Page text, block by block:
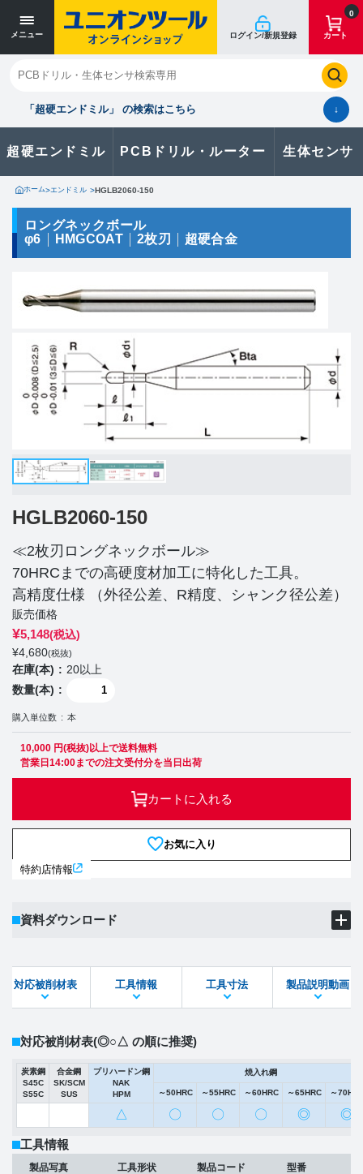
メニュー ログイン/新規登録
0
カート
「超硬エンドミル」 の検索はこちら ↓
超硬エンドミル PCBドリル・ルーター 生体センサ
閉じる
お気に入り クイックオーダー 購入履歴
製品に関するお問い合わせはこちら
カタログ一覧
ホーム>エンドミル >HGLB2060-150
ロングネックボール
φ6
HMGCOAT 2枚刃 超硬合金
HGLB2060-150
≪2枚刃ロングネックボール≫
70HRCまでの高硬度材加工に特化した工具。
高精度仕様 （外径公差、R精度、シャンク径公差）
販売価格
¥5,148(税込)
¥4,680(税抜)
在庫(本)
20以上
数量(本)
購入単位数 本
10,000 円(税抜)以上で送料無料
営業日14:00までの注文受付分を当日出荷
カートに入れる
お気に入り
特約店情報
資料ダウンロード
STEPファイル DXFファイル
対応被削材表 工具情報 工具寸法 製品説明動画
対応被削材表(◎○△ の順に推奨)
炭素鋼
S45C
S55C
合金鋼
SK/SCM
SUS
プリハードン鋼
NAK
HPM
焼入れ鋼
～50HRC ～55HRC ～60HRC ～65HRC ～
△ 〇 〇 〇 ◎ ◎
工具情報
寸法単位 [mm]
製品写真 工具形状 製品コード 型番
寸法単位 [mm]